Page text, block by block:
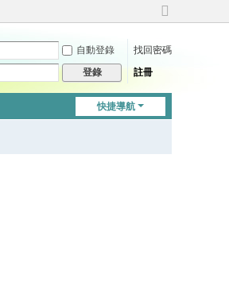
切
到
自動登錄
找回密碼
登錄 註冊
快捷導航